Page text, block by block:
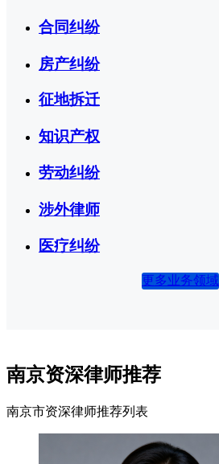
合同纠纷
房产纠纷
征地拆迁
知识产权
劳动纠纷
涉外律师
医疗纠纷
更多业务领域
南京资深律师推荐
南京市资深律师推荐列表